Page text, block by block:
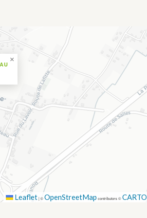
×
Leaflet |©OpenStreetMap contributors ©CARTO